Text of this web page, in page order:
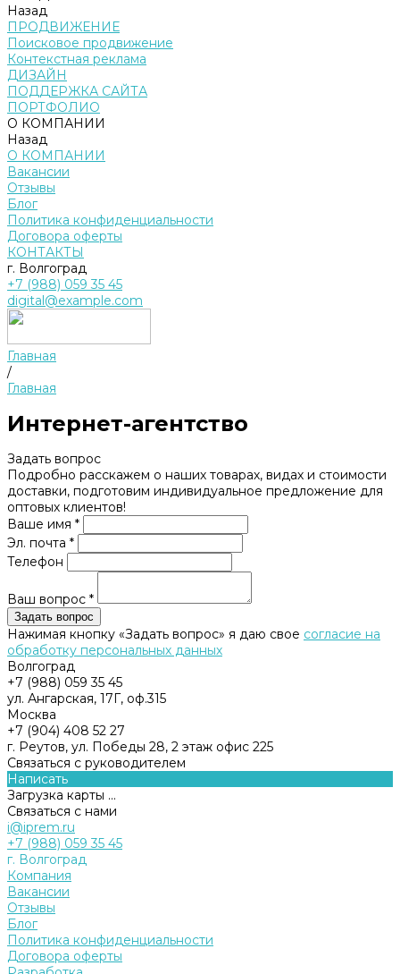
Назад
ПРОДВИЖЕНИЕ
Поисковое продвижение
Контекстная реклама
ДИЗАЙН
ПОДДЕРЖКА САЙТА
ПОРТФОЛИО
О КОМПАНИИ
Назад
О КОМПАНИИ
Вакансии
Отзывы
Блог
Политика конфиденциальности
Договора оферты
КОНТАКТЫ
г. Волгоград
+7 (988) 059 35 45
digital@example.com
Главная
/
Главная
Интернет-агентство
Задать вопрос
Подробно расскажем о наших товарах, видах и стоимости
доставки, подготовим индивидуальное предложение для
оптовых клиентов!
Ваше имя *
Эл. почта *
Телефон
Ваш вопрос *
Нажимая кнопку «Задать вопрос» я даю свое согласие на
обработку персональных данных
Волгоград
+7 (988) 059 35 45
ул. Ангарская, 17Г, оф.315
Москва
+7 (904) 408 52 27
г. Реутов, ул. Победы 28, 2 этаж офис 225
Связаться с руководителем
Написать
Загрузка карты ...
Связаться с нами
i@iprem.ru
+7 (988) 059 35 45
г. Волгоград
Компания
Вакансии
Отзывы
Блог
Политика конфиденциальности
Договора оферты